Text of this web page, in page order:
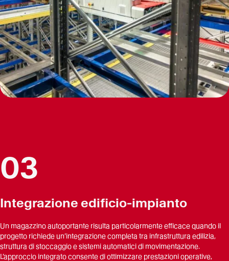
03
Integrazione edificio-impianto
Un magazzino autoportante risulta particolarmente efficace quando il
progetto richiede un’integrazione completa tra infrastruttura edilizia,
struttura di stoccaggio e sistemi automatici di movimentazione.
L’approccio integrato consente di ottimizzare prestazioni operative,